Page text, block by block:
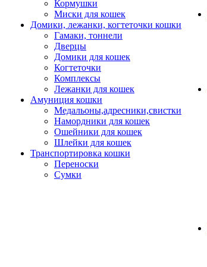
Кормушки
Миски для кошек
Домики, лежанки, когтеточки кошки
Гамаки, тоннели
Дверцы
Домики для кошек
Когтеточки
Комплексы
Лежанки для кошек
Амуниция кошки
Медальоны,адресники,свистки
Намордники для кошек
Ошейники для кошек
Шлейки для кошек
Транспортировка кошки
Переноски
Сумки